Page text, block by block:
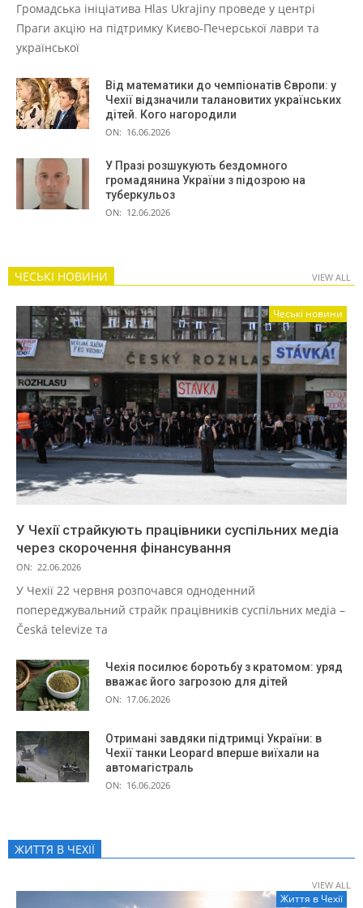
Громадська ініціатива Hlas Ukrajiny проведе у центрі
Праги акцію на підтримку Києво-Печерської лаври та
української
Від математики до чемпіонатів Європи: у
Чехії відзначили талановитих українських
дітей. Кого нагородили
ON: 16.06.2026
У Празі розшукують бездомного
громадянина України з підозрою на
туберкульоз
ON: 12.06.2026
ЧЕСЬКІ НОВИНИ VIEW ALL
Чеські новини
У Чехії страйкують працівники суспільних медіа
через скорочення фінансування
ON: 22.06.2026
У Чехії 22 червня розпочався одноденний
попереджувальний страйк працівників суспільних медіа –
Česká televize та
Чехія посилює боротьбу з кратомом: уряд
вважає його загрозою для дітей
ON: 17.06.2026
Отримані завдяки підтримці України: в
Чехії танки Leopard вперше виїхали на
автомагістраль
ON: 16.06.2026
ЖИТТЯ В ЧЕXІЇ
VIEW ALL
Життя в Чеxії